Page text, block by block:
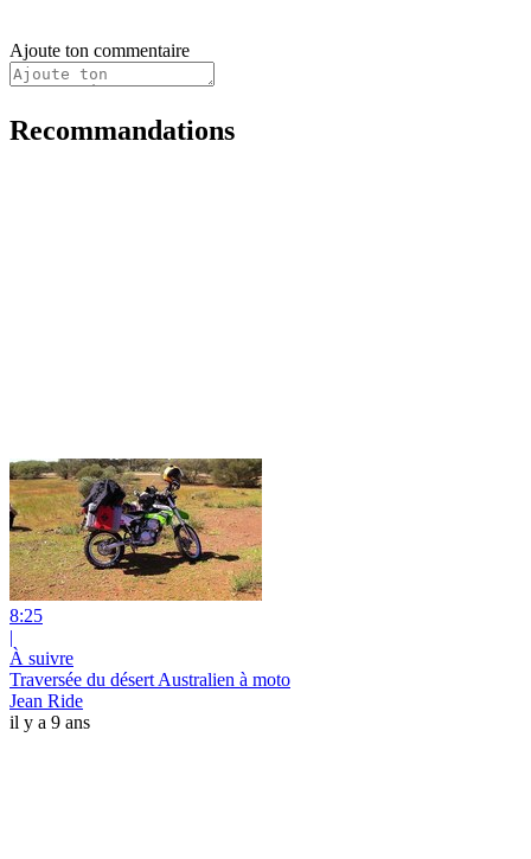
Ajoute ton commentaire
Recommandations
8:25
|
À suivre
Traversée du désert Australien à moto
Jean Ride
il y a 9 ans